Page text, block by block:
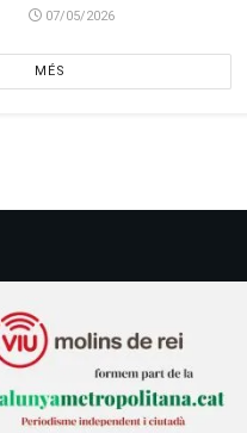
07/05/2026
MÉS